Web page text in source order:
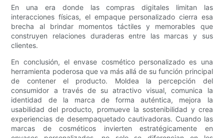
En una era donde las compras digitales limitan las
interacciones físicas, el empaque personalizado cierra esa
brecha al brindar momentos táctiles y memorables que
construyen relaciones duraderas entre las marcas y sus
clientes.
En conclusión, el envase cosmético personalizado es una
herramienta poderosa que va más allá de su función principal
de contener el producto. Moldea la percepción del
consumidor a través de su atractivo visual, comunica la
identidad de la marca de forma auténtica, mejora la
usabilidad del producto, promueve la sostenibilidad y crea
experiencias de desempaquetado cautivadoras. Cuando las
marcas de cosméticos invierten estratégicamente en